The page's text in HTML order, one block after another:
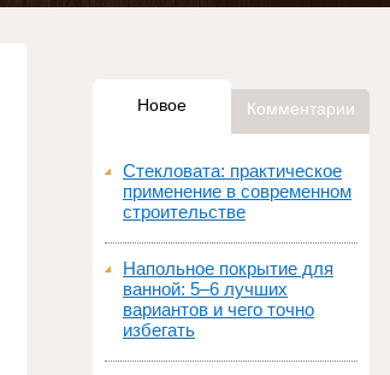
Новое Комментарии
Стекловата: практическое
применение в современном
строительстве
Напольное покрытие для
ванной: 5–6 лучших
вариантов и чего точно
избегать